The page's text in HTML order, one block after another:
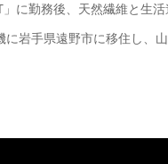
に勤務後、天然繊維と生
岩手県遠野市に移住し、